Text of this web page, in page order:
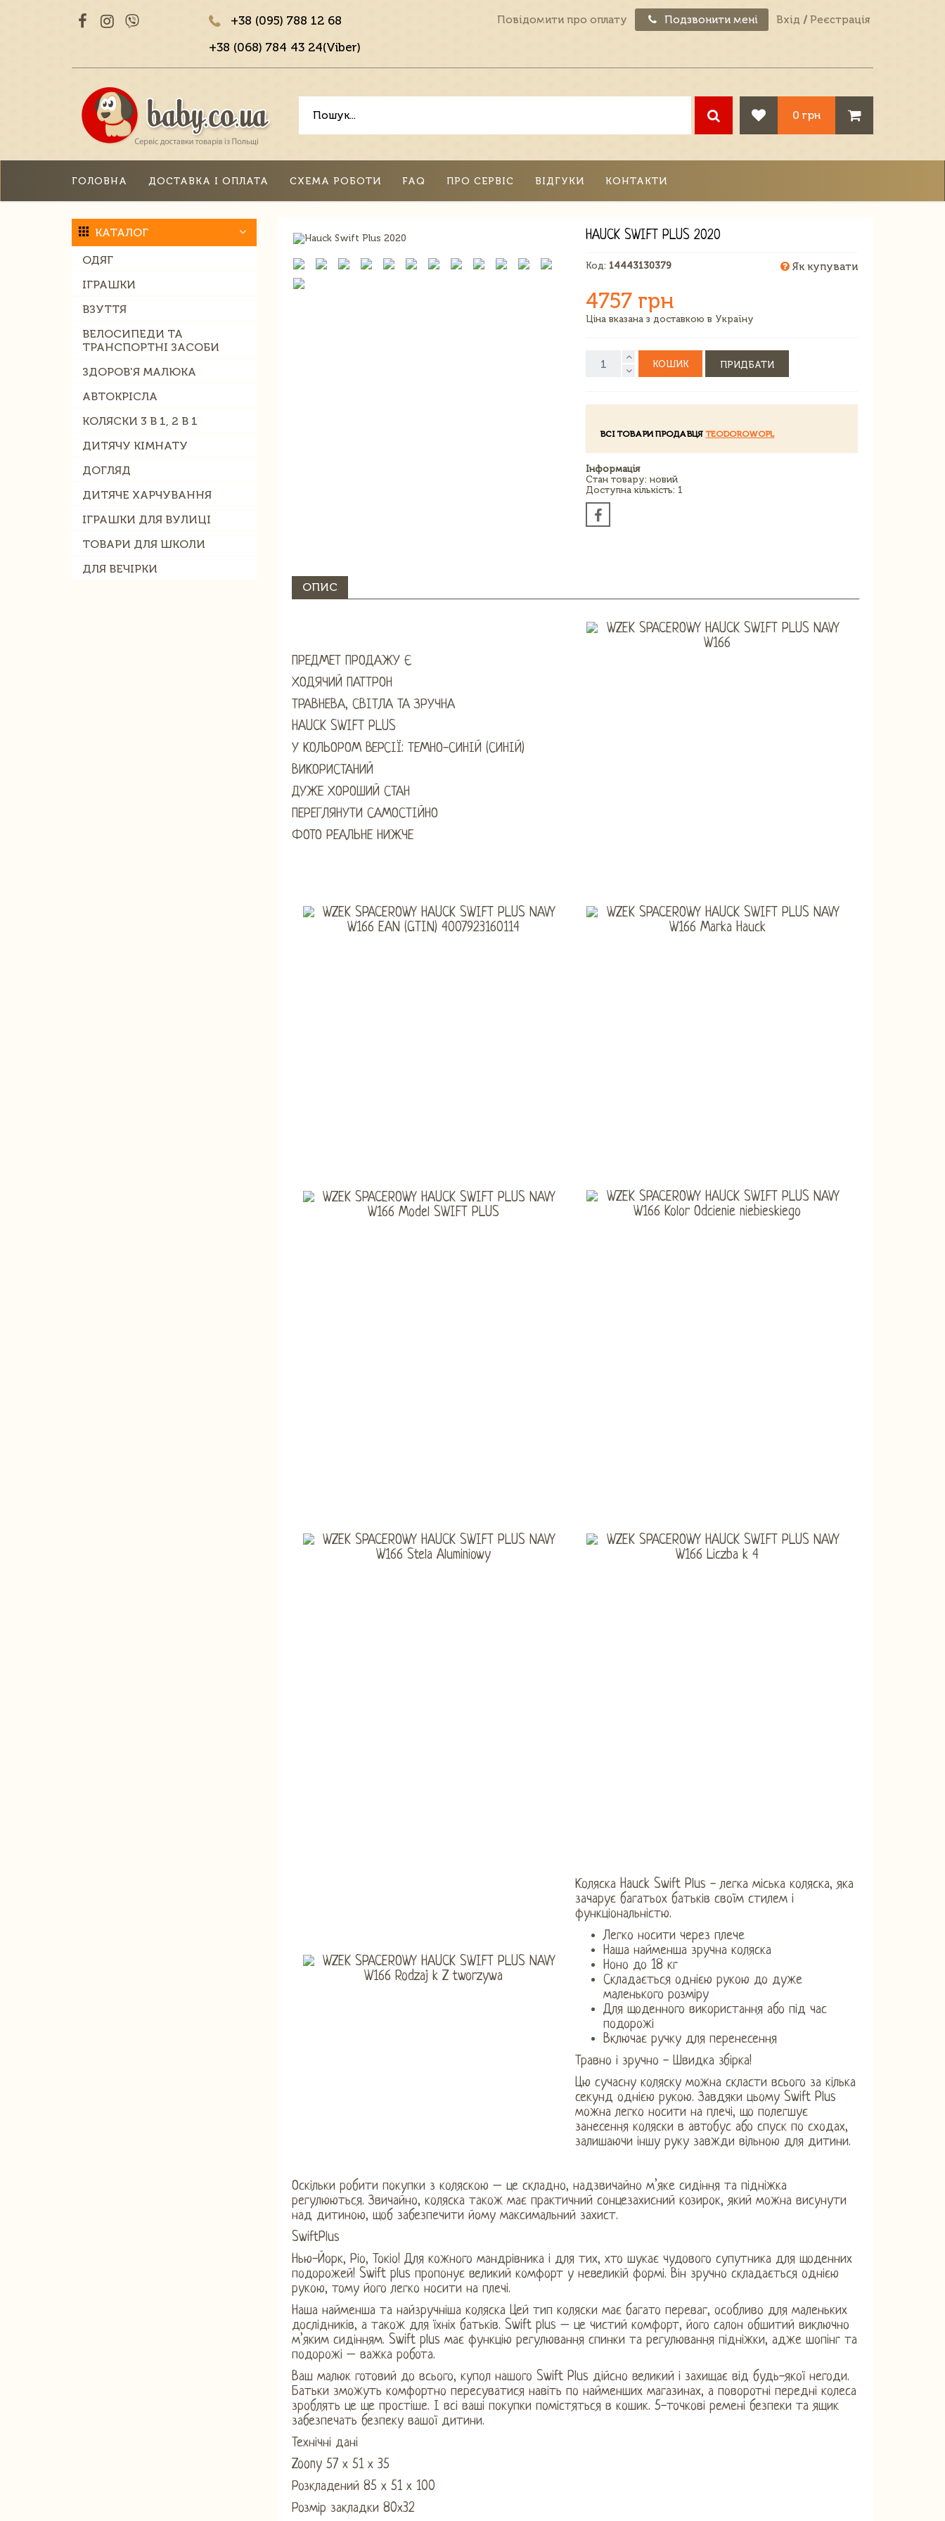
+38 (095) 788 12 68
+38 (068) 784 43 24(Viber)
Повідомити про оплату Подзвонити мені Вхід / Реєстрація
0 грн
ГОЛОВНА ДОСТАВКА І ОПЛАТА СХЕМА РОБОТИ FAQ ПРО СЕРВІС ВІДГУКИ КОНТАКТИ
КАТАЛОГ
ОДЯГ
ІГРАШКИ
ВЗУТТЯ
ВЕЛОСИПЕДИ ТА
ТРАНСПОРТНІ ЗАСОБИ
ЗДОРОВ'Я МАЛЮКА
АВТОКРІСЛА
КОЛЯСКИ 3 В 1, 2 В 1
ДИТЯЧУ КІМНАТУ
ДОГЛЯД
ДИТЯЧЕ ХАРЧУВАННЯ
ІГРАШКИ ДЛЯ ВУЛИЦІ
ТОВАРИ ДЛЯ ШКОЛИ
ДЛЯ ВЕЧІРКИ
HAUCK SWIFT PLUS 2020
Код: 14443130379 Як купувати
4757 грн
Ціна вказана з доставкою в Україну
КОШИК ПРИДБАТИ
ВСІ ТОВАРИ ПРОДАВЦЯTEODOROWOPL
Інформація
Стан товару: новий
Доступна кількість: 1
ОПИС
ПРЕДМЕТ ПРОДАЖУ Є
ХОДЯЧИЙ ПАТТРОН
ТРАВНЕВА, СВІТЛА ТА ЗРУЧНА
HAUCK SWIFT PLUS
У КОЛЬОРОМ ВЕРСІЇ: ТЕМНО-СИНІЙ (СИНІЙ)
ВИКОРИСТАНИЙ
ДУЖЕ ХОРОШИЙ СТАН
ПЕРЕГЛЯНУТИ САМОСТІЙНО
ФОТО РЕАЛЬНЕ НИЖЧЕ
Коляска Hauck Swift Plus - легка міська коляска, яка
зачарує багатьох батьків своїм стилем і
функціональністю.
Легко носити через плече
Наша найменша зручна коляска
Ноно до 18 кг
Складається однією рукою до дуже
маленького розміру
Для щоденного використання або під час
подорожі
Включає ручку для перенесення
Травно і зручно - Швидка збірка!
Цю сучасну коляску можна скласти всього за кілька
секунд однією рукою. Завдяки цьому Swift Plus
можна легко носити на плечі, що полегшує
занесення коляски в автобус або спуск по сходах,
залишаючи іншу руку завжди вільною для дитини.
Оскільки робити покупки з коляскою – це складно, надзвичайно м’яке сидіння та підніжка
регулюються. Звичайно, коляска також має практичний сонцезахисний козирок, який можна висунути
над дитиною, щоб забезпечити йому максимальний захист.
SwiftPlus
Нью-Йорк, Ріо, Токіо! Для кожного мандрівника і для тих, хто шукає чудового супутника для щоденних
подорожей! Swift plus пропонує великий комфорт у невеликій формі. Він зручно складається однією
рукою, тому його легко носити на плечі.
Наша найменша та найзручніша коляска Цей тип коляски має багато переваг, особливо для маленьких
дослідників, а також для їхніх батьків. Swift plus – це чистий комфорт, його салон обшитий виключно
м’яким сидінням. Swift plus має функцію регулювання спинки та регулювання підніжки, адже шопінг та
подорожі – важка робота.
Ваш малюк готовий до всього, купол нашого Swift Plus дійсно великий і захищає від будь-якої негоди.
Батьки зможуть комфортно пересуватися навіть по найменших магазинах, а поворотні передні колеса
зроблять це ще простіше. І всі ваші покупки помістяться в кошик. 5-точкові ремені безпеки та ящик
забезпечать безпеку вашої дитини.
Технічні дані
Zoony 57 х 51 х 35
Розкладений 85 х 51 х 100
Розмір закладки 80х32